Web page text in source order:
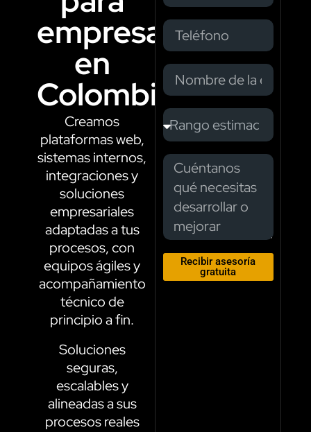
empresas
en
Colombia
Creamos
plataformas web,
sistemas internos,
integraciones y
soluciones
empresariales
adaptadas a tus
procesos, con
equipos ágiles y
acompañamiento
técnico de
principio a fin.
Soluciones
seguras,
escalables y
alineadas a sus
procesos reales
Recibir asesoría
gratuita